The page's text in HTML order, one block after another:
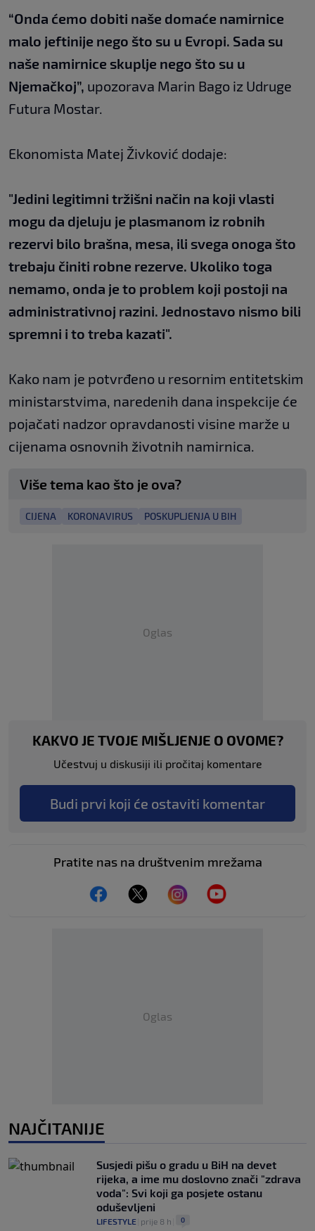
“Onda ćemo dobiti naše domaće namirnice
malo jeftinije nego što su u Evropi. Sada su
naše namirnice skuplje nego što su u
Njemačkoj”, upozorava Marin Bago iz Udruge
Futura Mostar.
Ekonomista Matej Živković dodaje:
"Jedini legitimni tržišni način na koji vlasti
mogu da djeluju je plasmanom iz robnih
rezervi bilo brašna, mesa, ili svega onoga što
trebaju činiti robne rezerve. Ukoliko toga
nemamo, onda je to problem koji postoji na
administrativnoj razini. Jednostavo nismo bili
spremni i to treba kazati".
Kako nam je potvrđeno u resornim entitetskim
ministarstvima, naredenih dana inspekcije će
pojačati nadzor opravdanosti visine marže u
cijenama osnovnih životnih namirnica.
Više tema kao što je ova?
CIJENA KORONAVIRUS POSKUPLJENJA U BIH
Oglas
KAKVO JE TVOJE MIŠLJENJE O OVOME?
Učestvuj u diskusiji ili pročitaj komentare
Budi prvi koji će ostaviti komentar
Pratite nas na društvenim mrežama
Oglas
NAJČITANIJE
Susjedi pišu o gradu u BiH na devet
rijeka, a ime mu doslovno znači "zdrava
voda": Svi koji ga posjete ostanu
oduševljeni
LIFESTYLE prije 8 h 0